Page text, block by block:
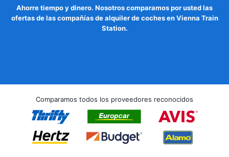
Ahorre tiempo y dinero. Nosotros comparamos por usted las
ofertas de las compañías de alquiler de coches en Vienna Train
Station.
Comparamos todos los proveedores reconocidos